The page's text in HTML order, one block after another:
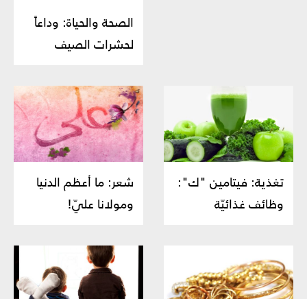
الصحة والحياة: وداعاً
لحشرات الصيف
تغذية: فيتامين "ك":
وظائف غذائيّة
شعر: ما أعظم الدنيا
ومولانا عليّ!